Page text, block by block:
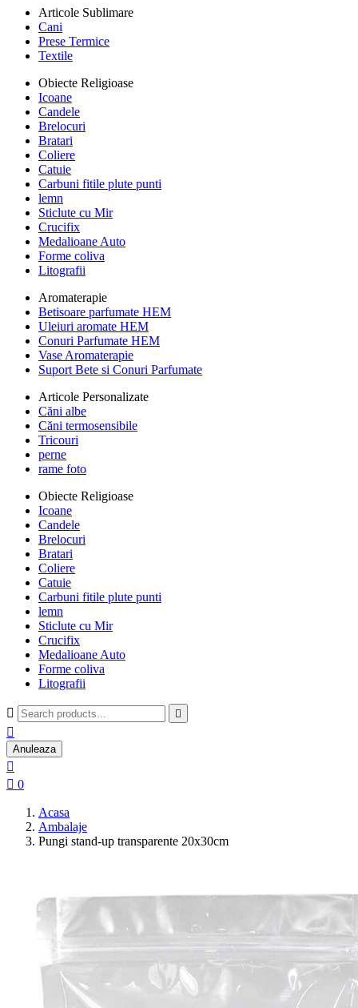
Articole Sublimare
Cani
Prese Termice
Textile
Obiecte Religioase
Icoane
Candele
Brelocuri
Bratari
Coliere
Catuie
Carbuni fitile plute punti
lemn
Sticlute cu Mir
Crucifix
Medalioane Auto
Forme coliva
Litografii
Aromaterapie
Betisoare parfumate HEM
Uleiuri aromate HEM
Conuri Parfumate HEM
Vase Aromaterapie
Suport Bete si Conuri Parfumate
Articole Personalizate
Căni albe
Căni termosensibile
Tricouri
perne
rame foto
Obiecte Religioase
Icoane
Candele
Brelocuri
Bratari
Coliere
Catuie
Carbuni fitile plute punti
lemn
Sticlute cu Mir
Crucifix
Medalioane Auto
Forme coliva
Litografii
 

Anuleaza

 0
Acasa
Ambalaje
Pungi stand-up transparente 20x30cm